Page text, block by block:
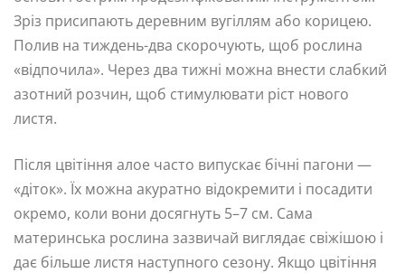
Зріз присипають деревним вугіллям або корицею.
Полив на тиждень-два скорочують, щоб рослина
«відпочила». Через два тижні можна внести слабкий
азотний розчин, щоб стимулювати ріст нового
листя.
Після цвітіння алое часто випускає бічні пагони —
«діток». Їх можна акуратно відокремити і посадити
окремо, коли вони досягнуть 5–7 см. Сама
материнська рослина зазвичай виглядає свіжішою і
дає більше листя наступного сезону. Якщо цвітіння